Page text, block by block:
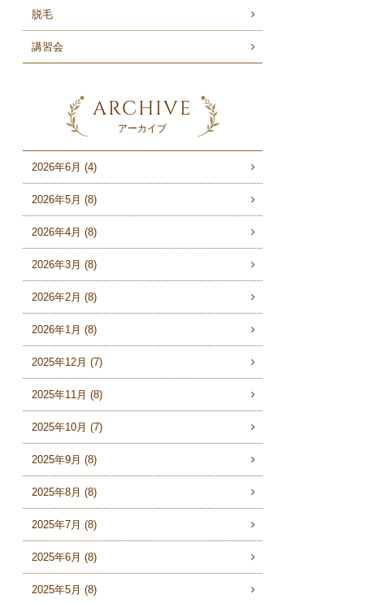
脱毛
講習会
ARCHIVE
アーカイブ
2026年6月 (4)
2026年5月 (8)
2026年4月 (8)
2026年3月 (8)
2026年2月 (8)
2026年1月 (8)
2025年12月 (7)
2025年11月 (8)
2025年10月 (7)
2025年9月 (8)
2025年8月 (8)
2025年7月 (8)
2025年6月 (8)
2025年5月 (8)